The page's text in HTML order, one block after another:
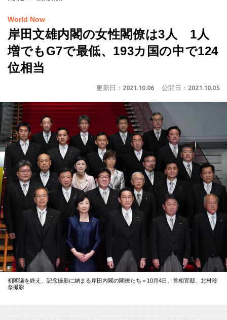
World Now
岸田文雄内閣の女性閣僚は3人 1人
増でもG7で最低、193カ国の中で124
位相当
更新日： 2021.10.06 公開日： 2021.10.05
初閣議を終え、記念撮影に納まる岸田内閣の閣僚たち＝10月4日、首相官邸、北村玲
奈撮影